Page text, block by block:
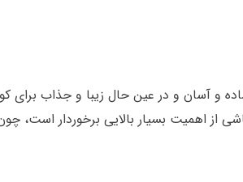
رسم کنید. در این مجموعه الگوهای ساده و آسان و در
از اهمیت بسیار بالایی برخوردار است،